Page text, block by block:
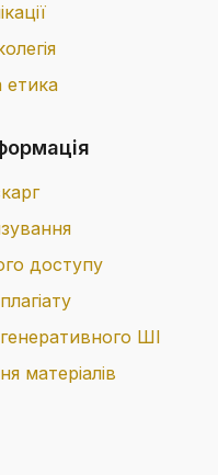
етика
доступу
ШІ
матеріалів